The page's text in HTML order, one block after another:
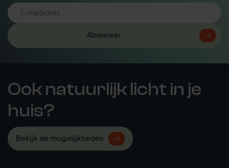
Abonneer
Ook natuurlijk licht in je
huis?
Bekijk de mogelijkheden